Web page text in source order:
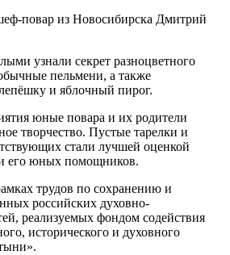
повар из Новосибирска Дмитрий
узнали секрет разноцветного
пельмени, а также
и яблочный пирог.
юные повара и их родители
творчество. Пустые тарелки и
стали лучшей оценкой
его юных помощников.
трудов по сохранению и
российских духовно-
реализуемых фондом содействия
исторического и духовного